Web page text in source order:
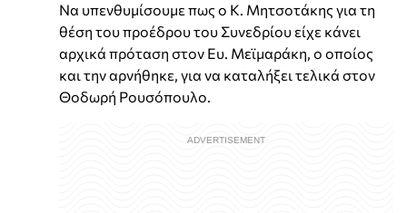
Να υπενθυμίσουμε πως ο Κ. Μητσοτάκης για τη
θέση του προέδρου του Συνεδρίου είχε κάνει
αρχικά πρόταση στον Ευ. Μεϊμαράκη, ο οποίος
και την αρνήθηκε, για να καταλήξει τελικά στον
Θοδωρή Ρουσόπουλο.